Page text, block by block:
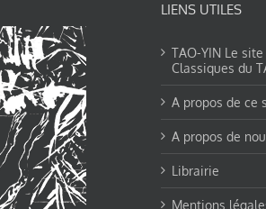
LIENS UTILES
TAO-YIN Le
Classiques du
A propos de ce
A propos de
Librairie
Mentions